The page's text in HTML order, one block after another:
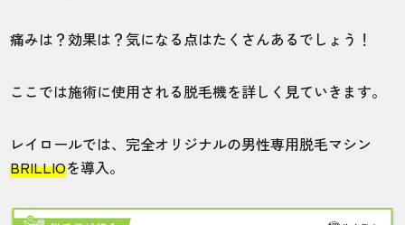
40代・海人さん
5 4 4 3 4
痛みは？効果は？気になる点はたくさんあるでしょう！
ここでは施術に使用される脱毛機を詳しく見ていきます。
レイロールでは、完全オリジナルの男性専用脱毛マシン
BRILLIOを導入。